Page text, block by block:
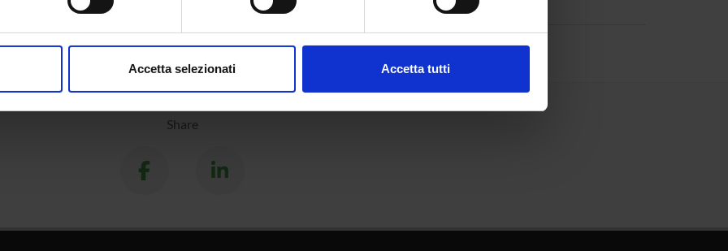
in qualsiasi momento dalla Dichiarazione sui cookie.
e social media, i quali potrebbero combinarle con altre informazioni che hai fornito loro o
Accetta selezionati Accetta tutti
sciences and engineering
Share